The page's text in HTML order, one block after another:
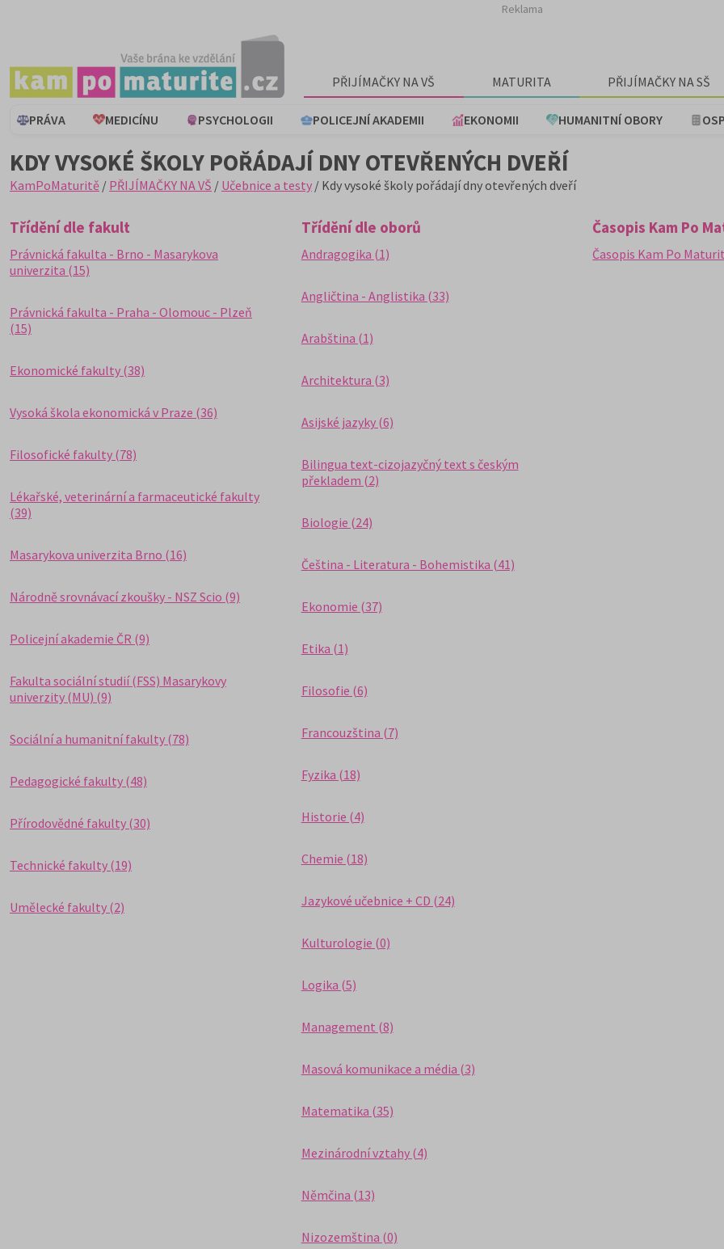
Reklama
PŘIJÍMAČKY NA VŠ MATURITA PŘIJÍMAČKY NA SŠ
PRÁVA MEDICÍNU PSYCHOLOGII POLICEJNÍ AKADEMII EKONOMII HUMANITNÍ OBORY
KDY VYSOKÉ ŠKOLY POŘÁDAJÍ DNY OTEVŘENÝCH DVEŘÍ
KamPoMaturitě / PŘIJÍMAČKY NA VŠ / Učebnice a testy / Kdy vysoké školy pořádají dny otevřených dveří
Třídění dle fakult
Právnická fakulta - Brno - Masarykova
univerzita (15)
Právnická fakulta - Praha - Olomouc - Plzeň
(15)
Ekonomické fakulty (38)
Vysoká škola ekonomická v Praze (36)
Filosofické fakulty (78)
Lékařské, veterinární a farmaceutické fakulty
(39)
Masarykova univerzita Brno (16)
Národně srovnávací zkoušky - NSZ Scio (9)
Policejní akademie ČR (9)
Fakulta sociální studií (FSS) Masarykovy
univerzity (MU) (9)
Sociální a humanitní fakulty (78)
Pedagogické fakulty (48)
Přírodovědné fakulty (30)
Technické fakulty (19)
Umělecké fakulty (2)
Třídění dle oborů
Andragogika (1)
Angličtina - Anglistika (33)
Arabština (1)
Architektura (3)
Asijské jazyky (6)
Bilingua text-cizojazyčný text s českým
překladem (2)
Biologie (24)
Čeština - Literatura - Bohemistika (41)
Ekonomie (37)
Etika (1)
Filosofie (6)
Francouzština (7)
Fyzika (18)
Historie (4)
Chemie (18)
Jazykové učebnice + CD (24)
Kulturologie (0)
Logika (5)
Management (8)
Masová komunikace a média (3)
Matematika (35)
Mezinárodní vztahy (4)
Němčina (13)
Nizozemština (0)
Časopis Kam Po
Časopis Kam Po